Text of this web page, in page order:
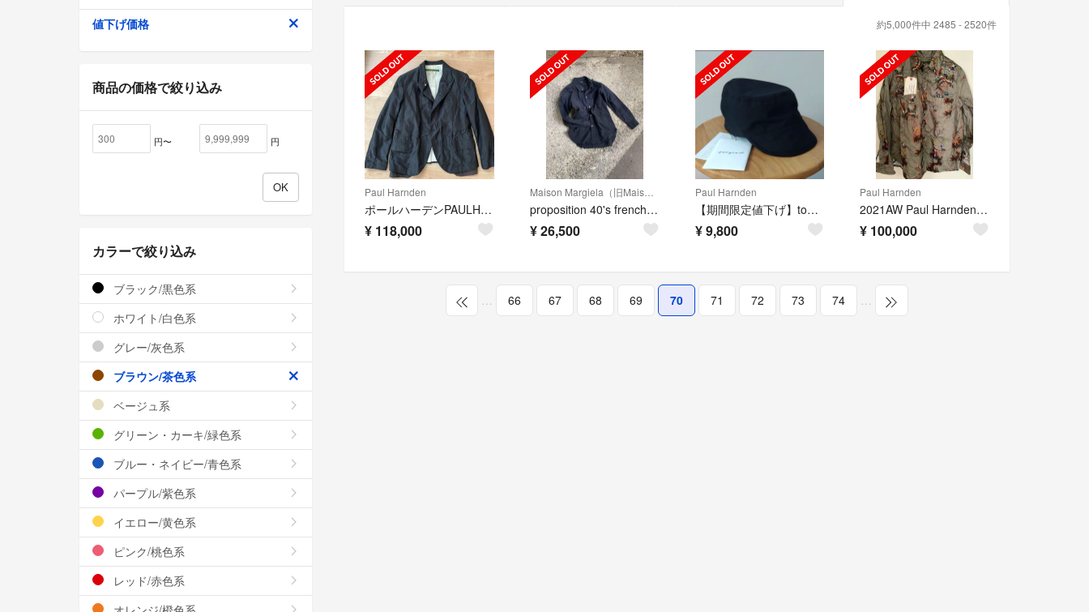
約5,000件中 2485 - 2520件
Paul Harnden
ポールハーデンPAULHARNDENシルクブレザー サイズM
¥ 118,000
Maison Margiela（旧Maison Martin Margiela）
proposition 40's french antique shirt
¥26,500
Paul Harnden
【期間限定値下げ】toogood THE CARPENTER CAP 「黒」
¥9,800
Paul Harnden
2021AW Paul Harnden ポールハーデン シャツ
¥ 100,000
… 66 67 68 69 70 71 72 73 74 …
値下げ価格
商品の価格で絞り込み
円〜 円
カラーで絞り込み
ブラック/黒色系
ホワイト/白色系
グレー/灰色系
ブラウン/茶色系
ベージュ系
グリーン・カーキ/緑色系
ブルー・ネイビー/青色系
パープル/紫色系
イエロー/黄色系
ピンク/桃色系
レッド/赤色系